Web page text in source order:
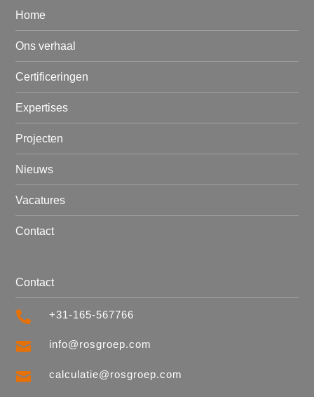
Home
Ons verhaal
Certificeringen
Expertises
Projecten
Nieuws
Vacatures
Contact
Contact
 +31-165-567766
 info@rosgroep.com
 calculatie@rosgroep.com